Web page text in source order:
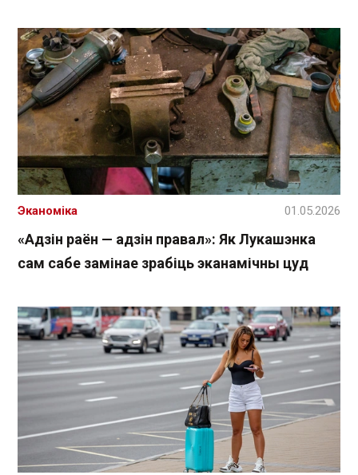
«Адзін раён — адзін правал»: Як Лукашэнка
сам сабе замінае зрабіць эканамічны цуд
Эканоміка 01.05.2026